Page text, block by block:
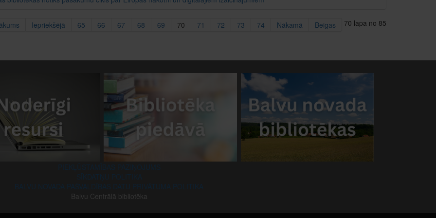
70 lapa no 85
Iepriekšējā 65 66 67 68 69 70 71 72 73 74 Nākamā Beigas
Balvu Centrālā bibliotēka